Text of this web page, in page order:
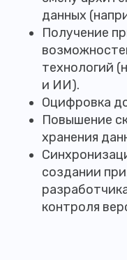
данных
Получение
технологий
и ИИ).
Оцифровка
Повышение
хранения
создании
контроля